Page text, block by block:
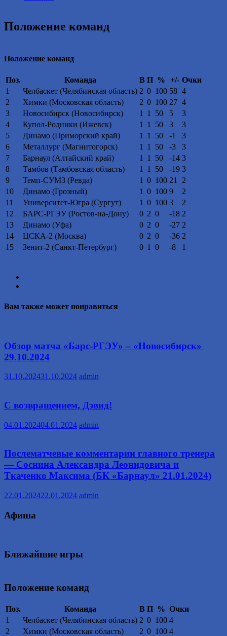
Положение команд
Положение команд
Поз. Команда В П % +/- Очки
1
Челбаскет (Челябинская область) 2 0 100 58 4
2
Химки (Московская область) 2 0 100 27 4
3
Новосибирск (Новосибирск) 1 1 50 5
3
4
Купол-Родники (Ижевск) 1 1 50 3
3
5
Динамо (Приморский край) 1 1 50 -1
3
6
Металлург (Магнитогорск) 1 1 50 -3
3
7
Барнаул (Алтайский край) 1 1 50 -14 3
8
Тамбов (Тамбовская область) 1 1 50 -19 3
9
Темп-СУМЗ (Ревда) 1 0 100 21
2
10
Динамо (Грозный) 1 0 100 9
2
11
Университет-Югра (Сургут) 1 0 100 3
2
12
БАРС-РГЭУ (Ростов-на-Дону) 0 2 0 -18 2
13
Динамо (Уфа) 0 2 0 -27 2
14
ЦСКА-2 (Москва) 0 2 0 -36 2
15
Зенит-2 (Санкт-Петербург) 0 1 0 -8 1
Вам также может понравиться
Обзор матча «Барс-РГЭУ» – «Новосибирск»
29.10.2024
31.10.202431.10.2024 admin
С возвращением, Дэвид!
04.01.202404.01.2024 admin
Послематчевые комментарии главного тренера
— Соснина Александра Леонидовича и
Ткаченко Максима (БК «Барнаул» 21.01.2024)
22.01.202422.01.2024 admin
Афиша
Ближайшие игры
Положение команд
Поз. Команда В П % Очки
1
Челбаскет (Челябинская область) 2 0 100 4
2
Химки (Московская область) 2 0 100 4